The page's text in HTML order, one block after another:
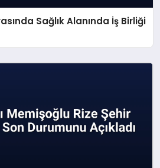
Sağlık Alanında İş Birliği